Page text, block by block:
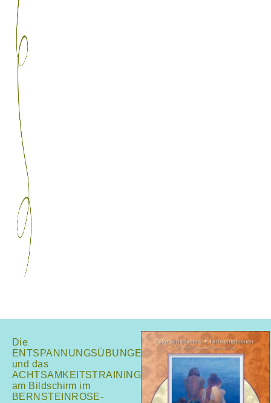
Die
ENTSPANNUNGSÜBUNGEN
und das
ACHTSAMKEITSTRAINING
am Bildschirm im
BERNSTEINROSE-